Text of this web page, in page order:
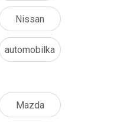
Nissan
automobilka
Mazda